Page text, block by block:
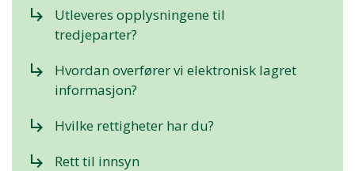
subdirectory_arrow_right
Utleveres opplysningene til
tredjeparter?
subdirectory_arrow_right
Hvordan overfører vi elektronisk lagret
informasjon?
subdirectory_arrow_right Hvilke rettigheter har du?
subdirectory_arrow_right Rett til innsyn